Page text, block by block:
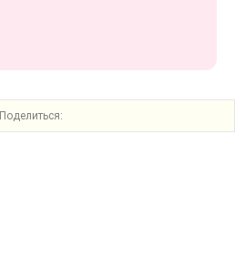
Поделиться: